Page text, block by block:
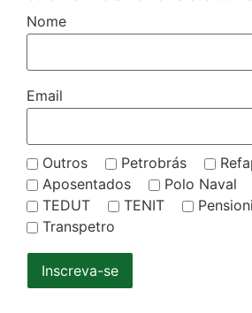
Nome
Email
Outros Petrobrás
Aposentados
Polo Naval
TEDUT
TENIT
Transpetro
Inscreva-se